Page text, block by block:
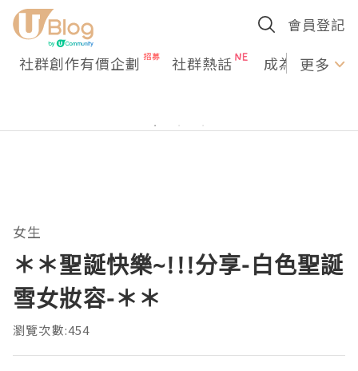
會員登記
社群創作有價企劃 社群熱話 成為U更多
女生
＊＊聖誕快樂~!!!分享-白色聖誕
雪女妝容-＊＊
瀏覽次數:454